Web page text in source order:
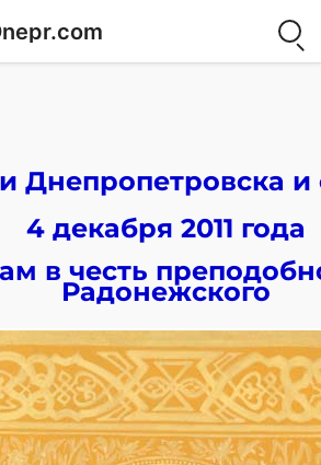
Днепропетровска и
4 декабря 2011 года
в честь
Радонежского